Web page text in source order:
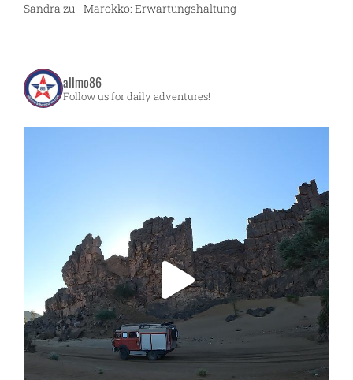
Sandra zu Marokko: Erwartungshaltung
allmo86
Follow us for daily adventures!